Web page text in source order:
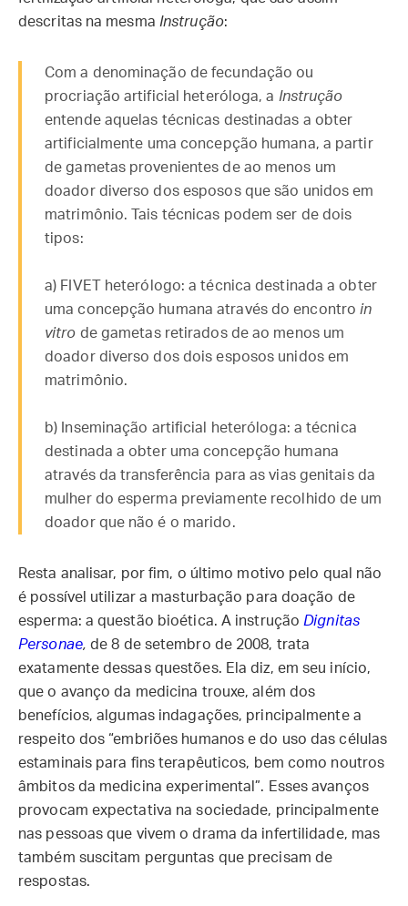
descritas na mesma Instrução:
Com a denominação de fecundação ou
procriação artificial heteróloga, a Instrução
entende aquelas técnicas destinadas a obter
artificialmente uma concepção humana, a partir
de gametas provenientes de ao menos um
doador diverso dos esposos que são unidos em
matrimônio. Tais técnicas podem ser de dois
tipos:
a) FIVET heterólogo: a técnica destinada a obter
uma concepção humana através do encontroin
vitro de gametas retirados de ao menos um
doador diverso dos dois esposos unidos em
matrimônio.
b) Inseminação artificial heteróloga: a técnica
destinada a obter uma concepção humana
através da transferência para as vias genitais da
mulher do esperma previamente recolhido de um
doador que não é o marido.
Resta analisar, por fim, o último motivo pelo qual não
é possível utilizar a masturbação para doação de
esperma: a questão bioética. A instrução Dignitas
Personae,de 8 de setembro de 2008, trata
exatamente dessas questões. Ela diz, em seu início,
que o avanço da medicina trouxe, além dos
benefícios, algumas indagações, principalmente a
respeito dos “embriões humanos e do uso das células
estaminais para fins terapêuticos, bem como noutros
âmbitos da medicina experimental”. Esses avanços
provocam expectativa na sociedade, principalmente
nas pessoas que vivem o drama da infertilidade, mas
também suscitam perguntas que precisam de
respostas.